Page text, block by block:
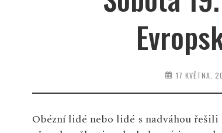
17 KVĚTNA,
Obézní lidé nebo lidé s nadváhou